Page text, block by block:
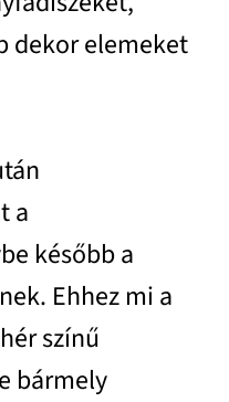
dekor elemeket
a
később a
Ehhez mi a
színű
bármely